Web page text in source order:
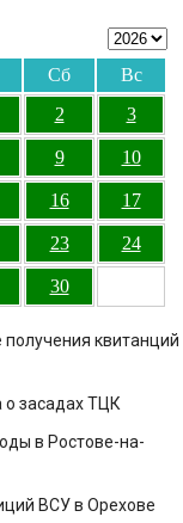
Сб
Вс
2 3
9 10
16 17
23 24
30
получения квитанций
о засадах ТЦК
в Ростове-на-
ВСУ в Орехове